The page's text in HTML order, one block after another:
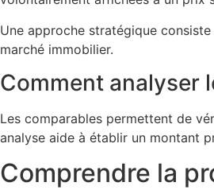
Une approche stratégique
marché immobilier.
Comment analyser
Les comparables permettent de
analyse aide à établir un montant
Comprendre la